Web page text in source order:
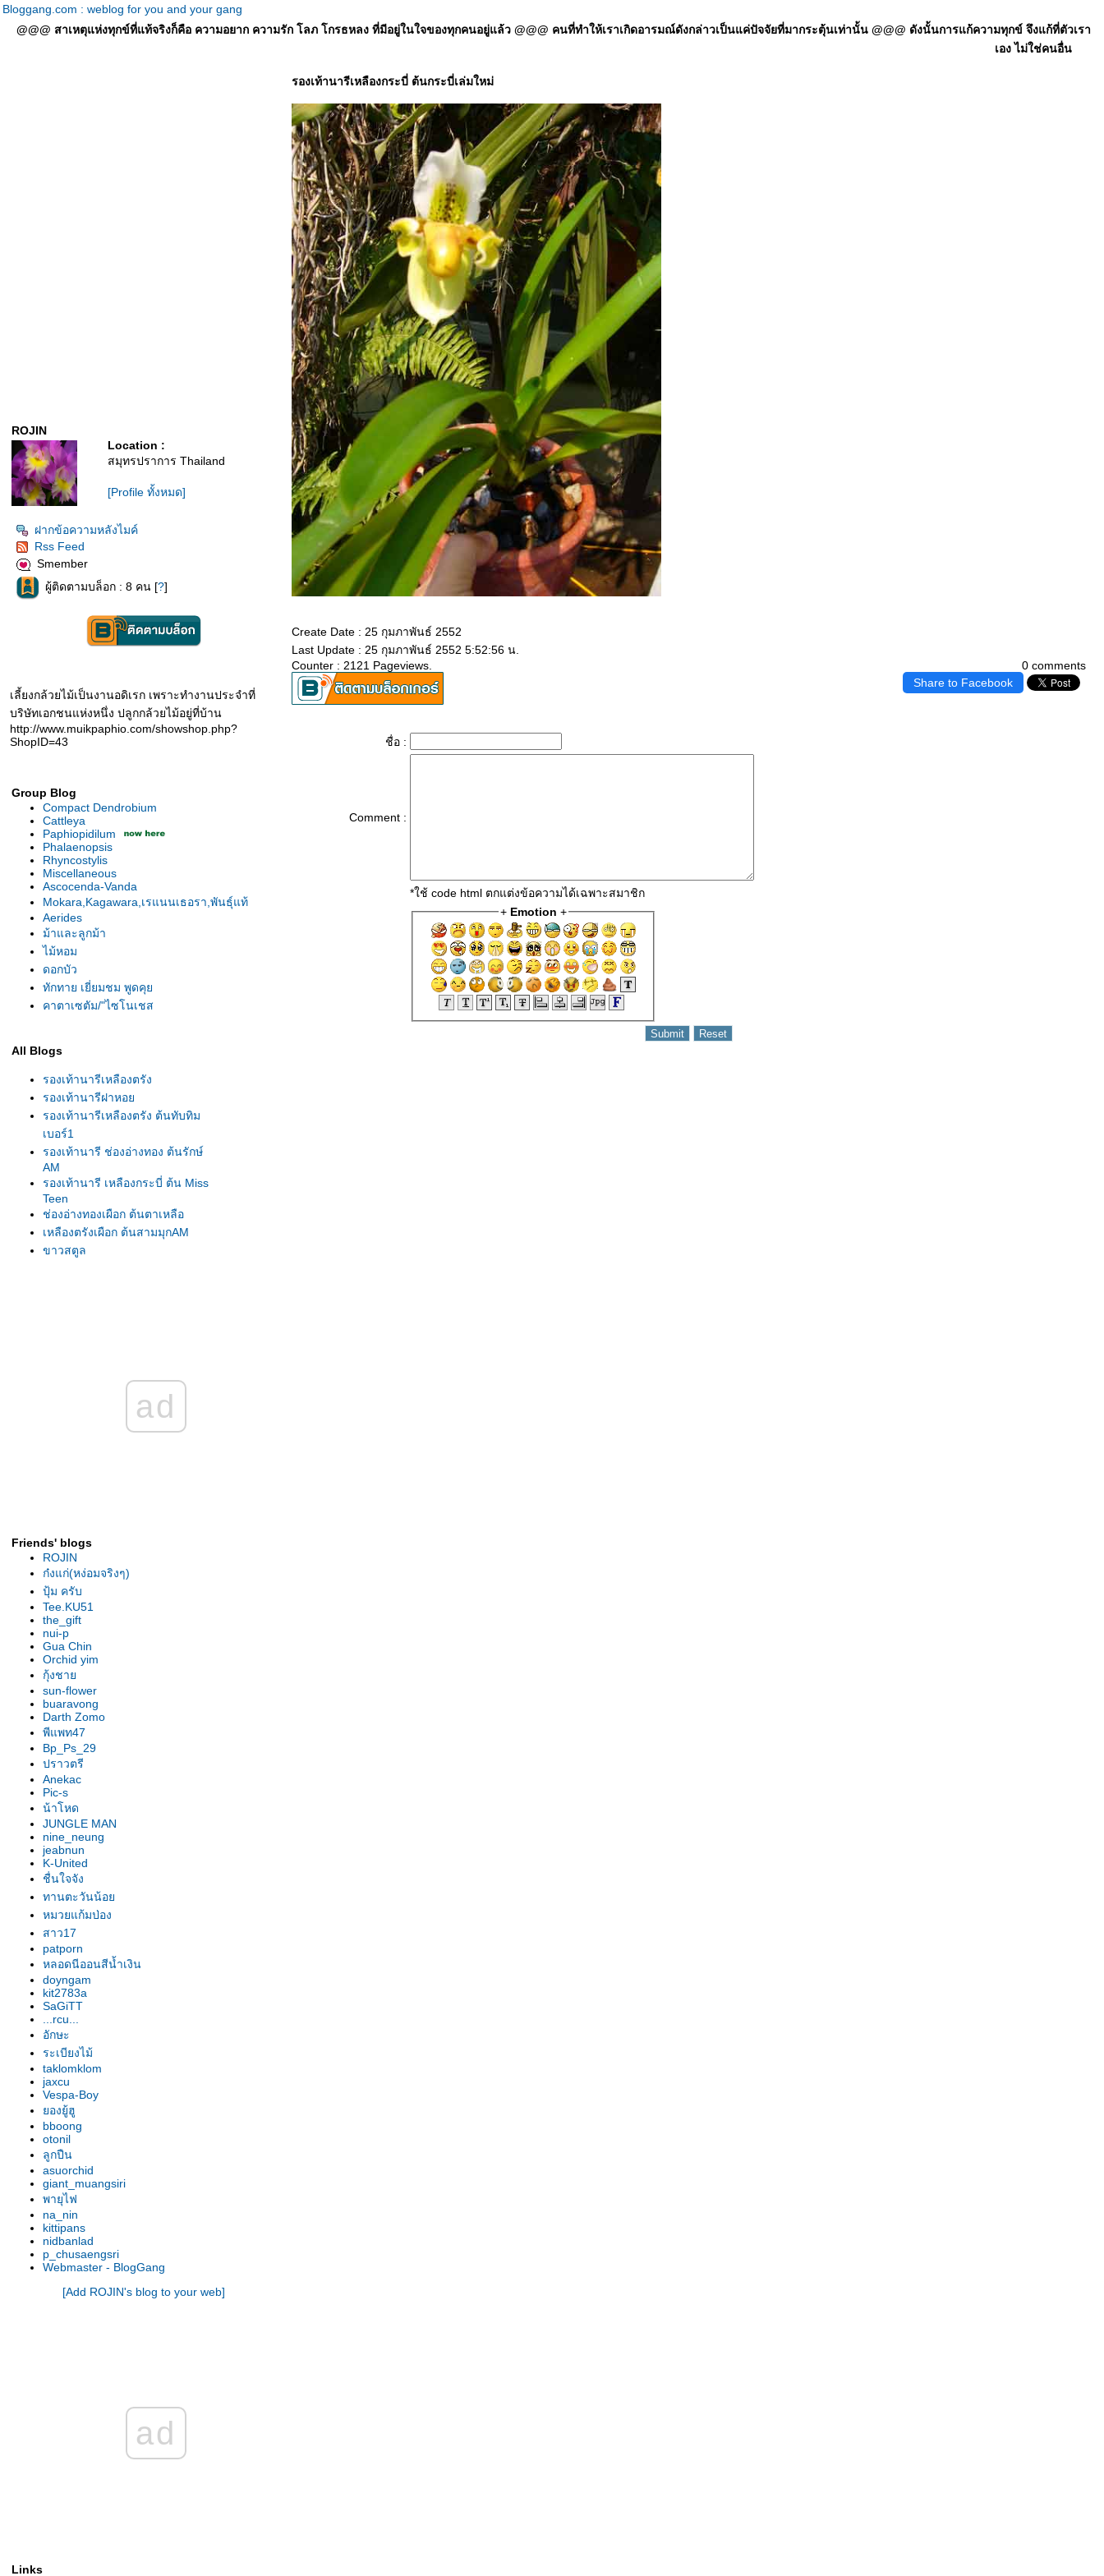
Bloggang.com : weblog for you and your gang
@@@ สาเหตุแห่งทุกข์ที่แท้จริงก็คือ ความอยาก ความรัก โลภ โกรธหลง ที่มีอยู่ในใจของทุกคนอยู่แล้ว @@@ คนที่ทำให้เราเกิดอารมณ์ดังกล่าวเป็นแค่ปัจจัยที่มากระตุ้นเท่านั้น @@@ ดังนั้นการแก้ความทุกข์ จึงแก้ที่ตัวเรา
เอง ไม่ใช่คนอื่น
ROJIN
Location :
สมุทรปราการ Thailand
[Profile ทั้งหมด]
ฝากข้อความหลังไมค์
Rss Feed
Smember
ผู้ติดตามบล็อก : 8 คน [?]
เลี้ยงกล้วยไม้เป็นงานอดิเรก เพราะทำงานประจำที่
บริษัทเอกชนแห่งหนึ่ง ปลูกกล้วยไม้อยู่ที่บ้าน
http://www.muikpaphio.com/showshop.php?
ShopID=43
Group Blog
Compact Dendrobium
Cattleya
Paphiopidilum
Phalaenopsis
Rhyncostylis
Miscellaneous
Ascocenda-Vanda
Mokara,Kagawara,เรแนนเธอรา,พันธุ์แท้
Aerides
ม้าและลูกม้า
ไม้หอม
ดอกบัว
ทักทาย เยี่ยมชม พูดคุ
คาตาเซตัม/"ไซโนเชส
All Blogs
รองเท้านารีเหลืองตรัง
รองเท้านารีฝาหอ
รองเท้านารีเหลืองตรัง ต้นทับทิม
เบอร์1
รองเท้านารี ช่องอ่างทอง ต้นรักษ์
AM
รองเท้านารี เหลืองกระบี่ ต้น Miss
Teen
ช่องอ่างทองเผือก ต้นตาเหลือ
เหลืองตรังเผือก ต้นสามมุกAM
ขาวสตูล
รองเท้านารีเหลืองกระบี่ ต้นกระบี่
รองเท้านารีเหลืองกระบี่ ต้นสนธยา
รองเท้านารี เหลืองกระบี่ ต้น" 2 in
1"
รองเท้านารี ขาวสตูล ต้น
ลาดกระบัง
เหลืองตรัง "The Disc"
เหลืองตรัง " ของแปลก "
รองเท้านารี ฝาหอย 2009
รองเท้านารี ฝาหอย9
รองเท้านารี ฝาหอย2008
รองเท้านารีฝาหอย ที่2ลาดกระบัง
รองเท้านารี เหลีองปราจีน ต้น
สวนหลวง
รองเท้านารี เหลืองปราจีน "
มิตรภาพ "
รองเท้านารีลูกผสม3สา
รองเท้านารี เหลืองปราจีน"อัญชลี"
รองเท้านารี เหลืองปราจีน "กลมบ็
อก"
รองเท้านารี เหลืองปราจีน "สุธี
วรรณ"
รองเท้านารี เหลืองปราจีน "สาธิต"
รองเท้านารี เหลืองปราจีน
"วาสนา"
รองเท้านารี ฝาหอ
รองเท้านารี JC9
รองเท้านารี เหลืองปราจีน
รองเท้านารี JC16
รองเท้านารี JC16
รองเท้านารี เหลืองปราจีน*ช่อง
อ่างทองเผือก
รองเท้านารี เหลืองปราจีน
รองเท้านารี ขาวชุมพร
รองเท้านารี เหลืงกระบี่*เกลาโคไฟ
ลุม
รองเท้านารี เหลืองปราจีน*ช่อง
อ่างทองเผือก
รองเท้านารี เหลืองปราจีน
รองเท้านารี เหลืองปราจีน
รองเท้านารี เหลิองตรัง
รองเท้านารี กระบี่ x เกาโค
รองเท้านารี เหลืองตรัง
รองเท้านารี ขาวชุมพร
รองเท้านารี เหลืองปราจีน x ช่อง
รองเท้านารี ขาวสตูล
รองเท้านารี ดอกเตอร์ แจค
ad
Friends' blogs
ROJIN
ก๋งแก่(หง่อมจริงๆ)
ปุ้ม ครับ
Tee.KU51
the_gift
nui-p
Gua Chin
Orchid yim
กุ้งชา
sun-flower
buaravong
Darth Zomo
พีแพท47
Bp_Ps_29
ปราวตรี
Anekac
Pic-s
น้าโหด
JUNGLE MAN
nine_neung
jeabnun
K-United
ชื่นใจจัง
ทานตะวันน้อ
หมวยแก้มป่อง
สาว17
patporn
หลอดนีออนสีน้ำเงิน
doyngam
kit2783a
SaGiTT
...rcu...
อักษะ
ระเบียงไม้
taklomklom
jaxcu
Vespa-Boy
องยู้ฮู
bboong
otonil
ลูกปืน
asuorchid
giant_muangsiri
พายุไฟ
na_nin
kittipans
nidbanlad
p_chusaengsri
Webmaster - BlogGang
[Add ROJIN's blog to your web]
ad
Links
รองเท้านารีเหลืองกระบี่ ต้นกระบี่เล่มใหม่
Create Date : 25 กุมภาพันธ์ 2552
Last Update : 25 กุมภาพันธ์ 2552 5:52:56 น.
0 comments
Counter : 2121 Pageviews.
Share to Facebook
ชื่อ :
Comment :
*ใช้ code html ตกแต่งข้อความได้เฉพาะสมาชิก
+ Emotion +